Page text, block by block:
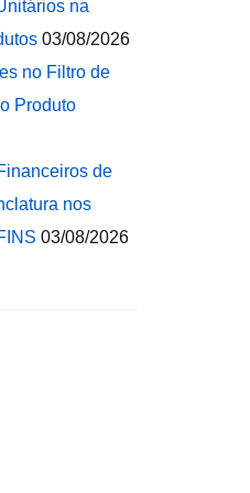
na
03/08/2026
no Filtro de
Produto
de
nos
03/08/2026